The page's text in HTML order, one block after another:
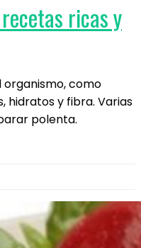
ricas y
como
hidratos y fibra. Varias
polenta.